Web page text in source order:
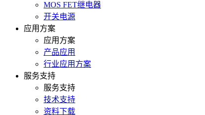
MOS FET继电器
开关电源
应用方案
应用方案
产品应用
行业应用方案
服务支持
服务支持
技术支持
资料下载